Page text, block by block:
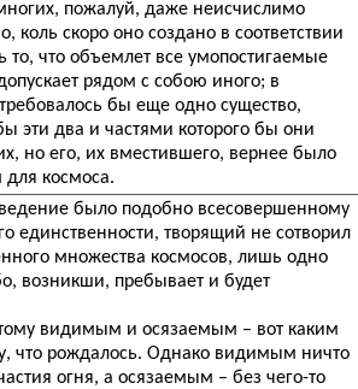
пожалуй, даже неисчислимо
коль скоро оно создано в соответствии
то, что объемлет все умопостигаемые
рядом с собою иного; в
бы еще одно существо,
эти два и частями которого бы они
но его, их вместившего, вернее было
для космоса.
было подобно всесовершенному
единственности, творящий не сотворил
множества космосов, лишь одно
возникши, пребывает и будет
видимым и осязаемым – вот каким
что рождалось. Однако видимым ничто
огня, а осязаемым – без чего-то